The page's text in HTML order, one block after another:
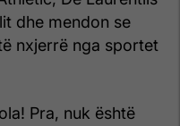
dhe mendon se
nxjerrë nga sportet
Pra, nuk është